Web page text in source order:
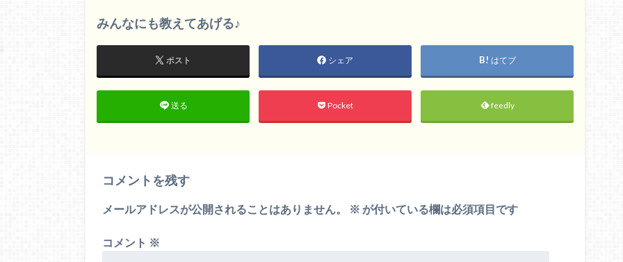
みんなにも教えてあげる♪
ポスト シェア はてブ
送る Pocket feedly
コメントを残す
メールアドレスが公開されることはありません。 ※ が付いている欄は必須項目です
コメント ※